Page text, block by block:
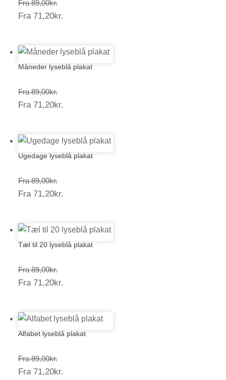
Fra 89,00kr.Prisinterval:
89,00kr.
Fra 71,20kr.
Måneder lyseblå plakat
Fra 89,00kr.Prisinterval:
89,00kr.
Fra 71,20kr.
Ugedage lyseblå plakat
Fra 89,00kr.Prisinterval:
89,00kr.
Fra 71,20kr.
Tæl til 20 lyseblå plakat
Fra 89,00kr.Prisinterval:
89,00kr.
Fra 71,20kr.
Alfabet lyseblå plakat
Fra 89,00kr.Prisinterval:
89,00kr.
Fra 71,20kr.